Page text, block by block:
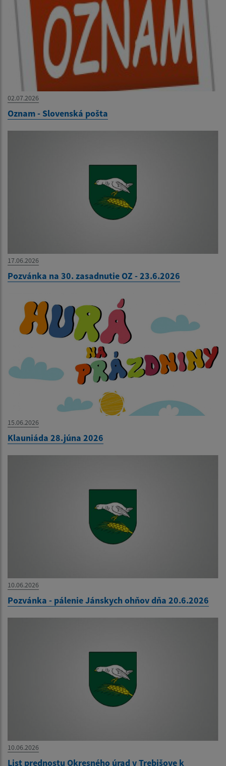
02.07.2026
Oznam - Slovenská pošta
17.06.2026
Pozvánka na 30. zasadnutie OZ - 23.6.2026
15.06.2026
Klauniáda 28.júna 2026
10.06.2026
Pozvánka - pálenie Jánskych ohňov dňa 20.6.2026
10.06.2026
List prednostu Okresného úrad v Trebišove k